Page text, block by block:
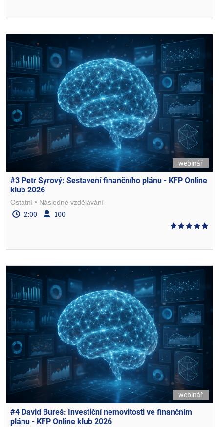
webinář
#3 Petr Syrový: Sestavení finančního plánu - KFP Online
klub 2026
Ostatní Následné vzdělávání
2:00 100
webinář
#4 David Bureš: Investiční nemovitosti ve finančním
plánu - KFP Online klub 2026